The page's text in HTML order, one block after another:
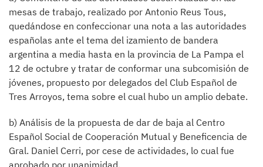
mesas de trabajo, realizado por Antonio Reus Tous,
quedándose en confeccionar una nota a las autoridades
españolas ante el tema del izamiento de bandera
argentina a media hasta en la provincia de La Pampa el
12 de octubre y tratar de conformar una subcomisión de
jóvenes, propuesto por delegados del Club Español de
Tres Arroyos, tema sobre el cual hubo un amplio debate.
b) Análisis de la propuesta de dar de baja al Centro
Español Social de Cooperación Mutual y Beneficencia de
Gral. Daniel Cerri, por cese de actividades, lo cual fue
aprobado por unanimidad.